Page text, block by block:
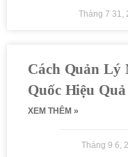
Tháng 7 31,
Cách Quản Lý
Quốc Hiệu Quả
XEM THÊM »
Tháng 9 6,